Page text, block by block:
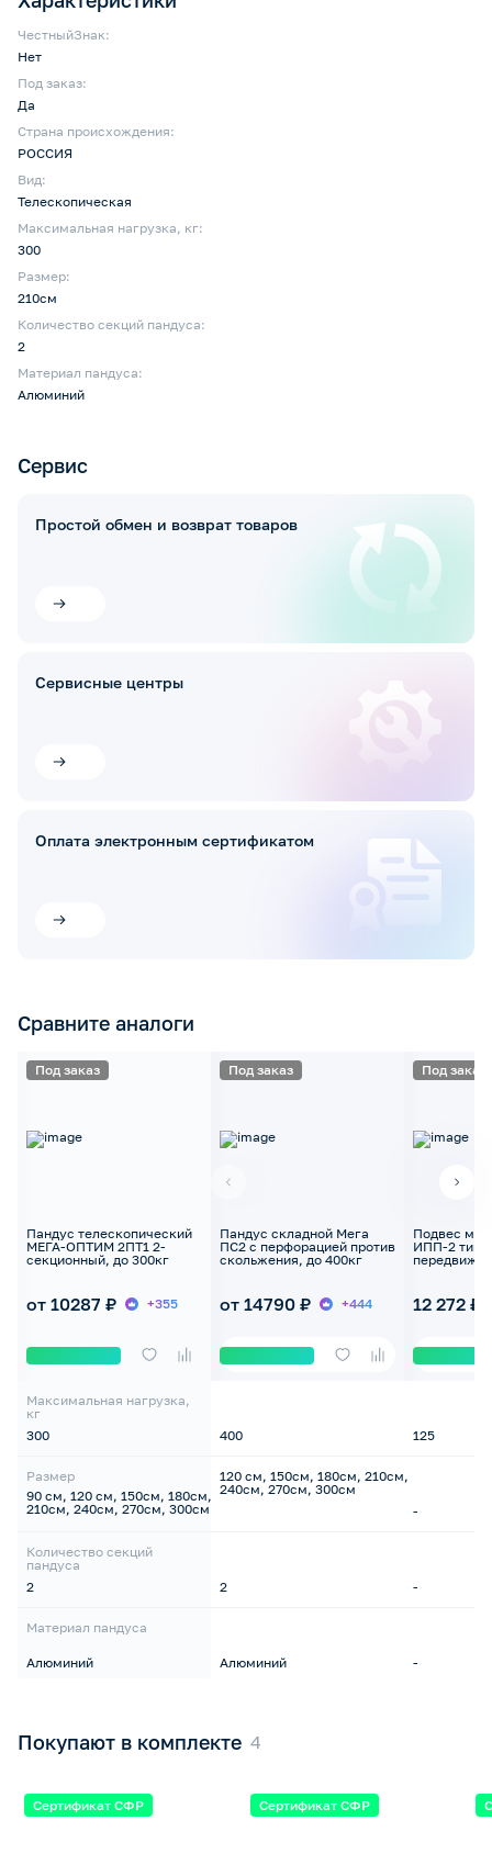
ЧестныйЗнак:
Нет
Под заказ:
Да
Страна происхождения:
РОССИЯ
Вид:
Телескопическая
Максимальная нагрузка, кг:
300
Размер:
210см
Количество секций пандуса:
2
Материал пандуса:
Алюминий
Сервис
Простой обмен и возврат товаров
Сервисные центры
Оплата электронным сертификатом
Сравните аналоги
Под заказ
Пандус телескопический
МЕГА-ОПТИМ 2ПТ1 2-
секционный, до 300кг
от 10287 ₽ +355
Максимальная нагрузка,
кг
300
Размер
90 см, 120 см, 150см, 180см,
210см, 240см, 270см, 300см
Количество секций
пандуса
2
Материал пандуса
Алюминий
Под заказ
Пандус складной Мега
ПС2 с перфорацией против
скольжения, до 400кг
от 14790 ₽ +444
400
120 см, 150см, 180см, 210см,
240см, 270см, 300см
2
Алюминий
Под заказ
Подвес
ИПП-2 тип
12 272 ₽
125
-
-
-
Покупают в комплекте
Сертификат СФР Сертификат СФР